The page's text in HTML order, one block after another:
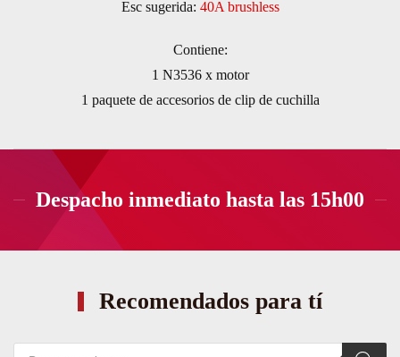
Esc sugerida: 40A brushless
Contiene:
1 N3536 x motor
1 paquete de accesorios de clip de cuchilla
Despacho inmediato hasta las 15h00
Recomendados para tí
Búsqueda